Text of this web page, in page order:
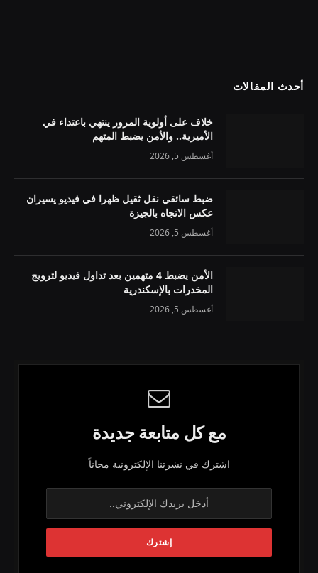
أحدث المقالات
خلاف على أولوية المرور ينتهي باعتداء في
الأميرية.. والأمن يضبط المتهم
أغسطس 5, 2026
ضبط سائقي نقل ثقيل ظهرا في فيديو يسيران
عكس الاتجاه بالجيزة
أغسطس 5, 2026
الأمن يضبط 4 متهمين بعد تداول فيديو لترويج
المخدرات بالإسكندرية
أغسطس 5, 2026
مع كل متابعة جديدة
اشترك في نشرتنا الإلكترونية مجاناً